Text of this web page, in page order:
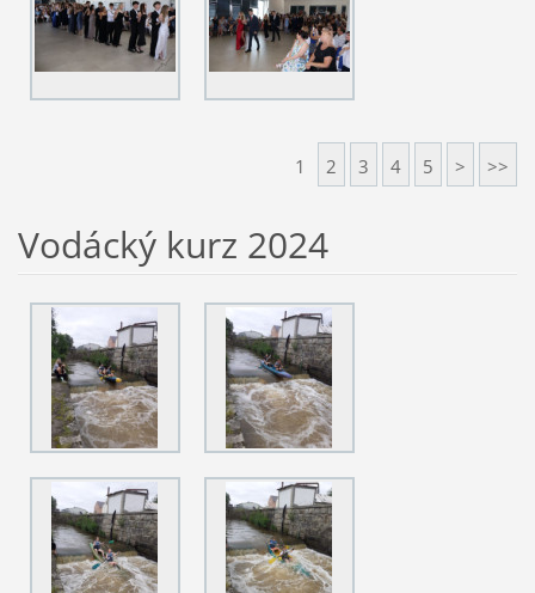
1 2 3 4 5 > >>
Vodácký kurz 2024